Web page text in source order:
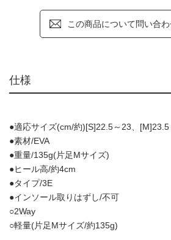
この商品について問い合わ
仕様
●適応サイズ(cm/約)[S]22.5～23、
●素材/EVA
●重量/135g(片足Mサイズ)
●ヒール高/約4cm
●タイプ/3E
●インソール取りはずし/不可
○2Way
○軽量(片足Mサイズ/約135g)